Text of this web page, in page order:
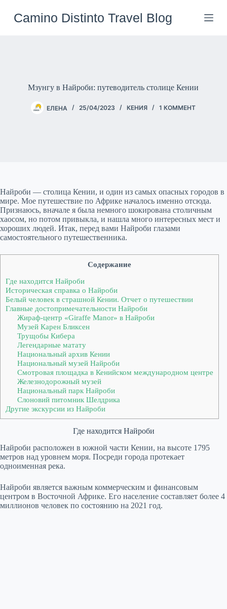
сутиCamino Distinto Travel Blog
Мзунгу в Найроби: путеводитель столице Кении
ЕЛЕНА 25/04/2023 КЕНИЯ 1 КОММЕНТ
Найроби — столица Кении, и один из самых опасных городов в
мире. Мое путешествие по Африке началось именно отсюда.
Признаюсь, вначале я была немного шокирована столичным
хаосом, но потом привыкла, и нашла много интересных мест и
хороших людей. Итак, перед вами Найроби глазами
самостоятельного путешественника.
Содержание
Где находится Найроби
Историческая справка о Найроби
Белый человек в страшной Кении. Отчет о путешествии
Главные достопримечательности Найроби
Жираф-центр «Giraffe Manor» в Найроби
Музей Карен Бликсен
Трущобы Кибера
Легендарные матату
Национальный архив Кении
Национальный музей Найроби
Смотровая площадка в Кенийском международном центре
Железнодорожный музей
Национальный парк Найроби
Слоновий питомник Шелдрика
Другие экскурсии из Найроби
Где находится Найроби
Найроби расположен в южной части Кении, на высоте 1795
метров над уровнем моря. Посреди города протекает
одноименная река.
Найроби является важным коммерческим и финансовым
центром в Восточной Африке. Его население составляет более 4
миллионов человек по состоянию на 2021 год.